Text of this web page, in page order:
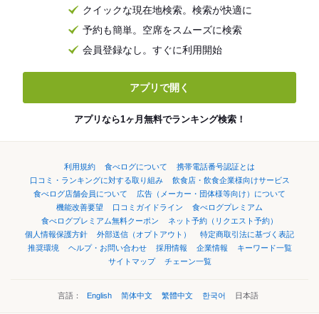
クイックな現在地検索。検索が快適に
予約も簡単。空席をスムーズに検索
会員登録なし。すぐに利用開始
アプリで開く
アプリなら1ヶ月無料でランキング検索！
利用規約 食べログについて
携帯電話番号認証とは
口コミ・ランキングに対する取り組み
飲食店・飲食企業様向けサービス
食べログ店舗会員について
広告（メーカー・団体様等向け）について
機能改善要望
口コミガイドライン
食べログプレミアム
食べログプレミアム無料クーポン
ネット予約（リクエスト予約）
個人情報保護方針
外部送信（オプトアウト）
特定商取引法に基づく表記
推奨環境
ヘルプ・お問い合わせ 採用情報 企業情報
キーワード一覧
サイトマップ
チェーン一覧
言語： English 简体中文 繁體中文 한국어 日本語